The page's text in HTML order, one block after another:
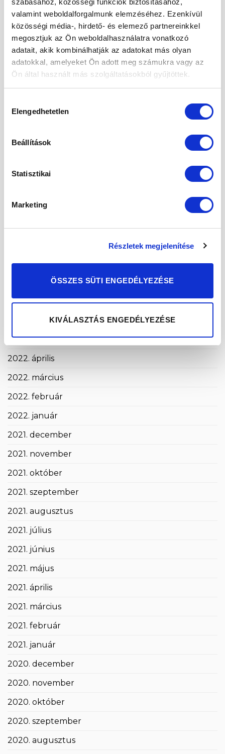
valamint weboldalforgalmunk elemzéséhez. Ezenkívül
közösségi média-, hirdető- és elemező partnereinkkel
megosztjuk az Ön weboldalhasználatra vonatkozó
adatait, akik kombinálhatják az adatokat más olyan
adatokkal, amelyeket Ön adott meg számukra vagy az
Ön által használt más szolgáltatásokból gyűjtöttek.
kiválasztása
Elengedhetetlen
Beállítások
Statisztikai
Marketing
Részletek megjelenítése
ÖSSZES SÜTI ENGEDÉLYEZÉSE
KIVÁLASZTÁS ENGEDÉLYEZÉSE
2024. szeptember
2024. május
2024. április
2024. március
2024. január
2023. december
2022. december
2022. szeptember
2022. augusztus
2022. július
2022. június
2022. május
2022. április
2022. március
2022. február
2022. január
2021. december
2021. november
2021. október
2021. szeptember
2021. augusztus
2021. július
2021. június
2021. május
2021. április
2021. március
2021. február
2021. január
2020. december
2020. november
2020. október
2020. szeptember
2020. augusztus